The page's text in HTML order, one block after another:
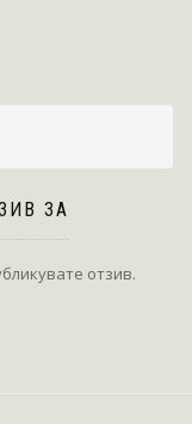
ЗА
отзив.